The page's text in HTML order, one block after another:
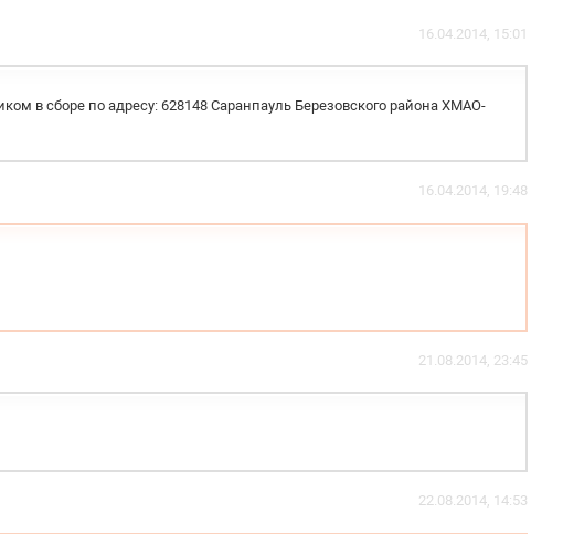
16.04.2014, 15:01
в сборе по адресу: 628148 Саранпауль Березовского района ХМАО-
16.04.2014, 19:48
21.08.2014, 23:45
22.08.2014, 14:53